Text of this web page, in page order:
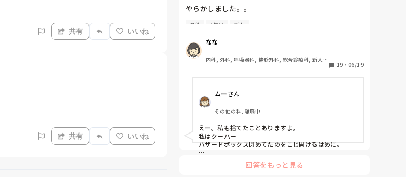
共有 いいね
共有 いいね
やらかしました。。
今日はじめての創処置をしました。
ゴミと一緒に、ノリで鑷子達を捨てました。。
患者に使用した物品は使い捨て、という認識が頭の中
にあって…。
「普通鑷子捨てる！？明らかに使い捨てて良いような
安物じゃないよね？」
「そんなミスした新人、あなたが初めてだよ」
と言われました。。
たしかに、よくよく考えてみれば
手術室で使った物品も全部滅菌して使いまわすし、
滅菌の種類とかも学校で習ったはずなのに
なんで頭回らなかったんだろう😭
外科 1年目 新人
なな
内科, 外科, 呼吸器科, 整形外科, 総合診療科, 新人ナ
19 ・ 06/19
ムーさん
その他の科, 離職中
えー。私も捨てたことありますよ。
私はクーパー
ハザードボックス閉めてたのをこじ開けるはめに。
これは私じゃないけど、患者さんのガラケーを洗濯もの
と一緒に出しちゃったり。(これは問題か💦)
回答をもっと見る